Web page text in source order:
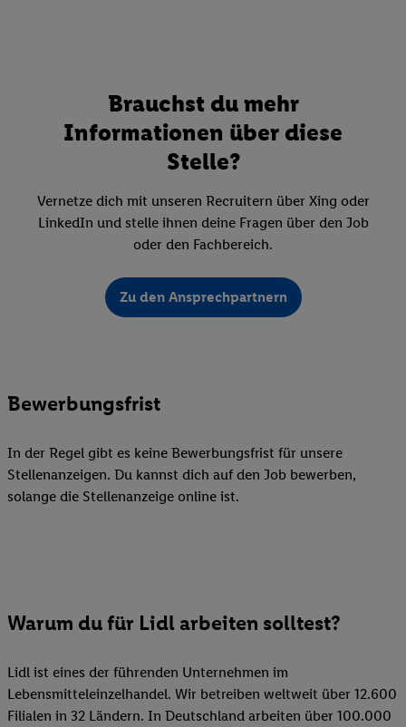
Brauchst du mehr
Informationen über diese
Stelle?
Vernetze dich mit unseren Recruitern über Xing oder
LinkedIn und stelle ihnen deine Fragen über den Job
oder den Fachbereich.
Zu den Ansprechpartnern
Bewerbungsfrist
In der Regel gibt es keine Bewerbungsfrist für unsere
Stellenanzeigen. Du kannst dich auf den Job bewerben,
solange die Stellenanzeige online ist.
Warum du für Lidl arbeiten solltest?
Lidl ist eines der führenden Unternehmen im
Lebensmitteleinzelhandel. Wir betreiben weltweit über 12.600
Filialen in 32 Ländern. In Deutschland arbeiten über 100.000